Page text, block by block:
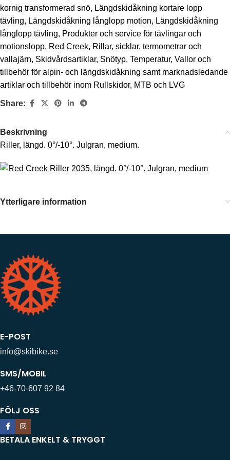
kornig transformerad snö, Längdskidåkning kortare lopp
tävling, Längdskidåkning långlopp motion, Längdskidåkning
långlopp tävling, Produkter och service för tävlingar och
motionslopp, Red Creek, Rillar, sicklar, termometrar och
vallajärn, Skidvårdsartiklar, Snötyp, Temperatur, Vallor och
tillbehör för alpin- och längdskidåkning samt marknadsledande
artiklar och tillbehör inom Rullskidor, MTB och LVG
Share:
Beskrivning
Riller, längd. 0°/-10°. Julgran, medium.
Ytterligare information
E-POST
info@skibike.se
SMS/MOBIL
+46-70-607 92 84
FÖLJ OSS
BETALA ENKELT & TRYGGT